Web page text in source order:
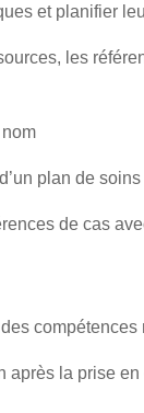
et planifier
les
plan de soins
de cas
après la prise